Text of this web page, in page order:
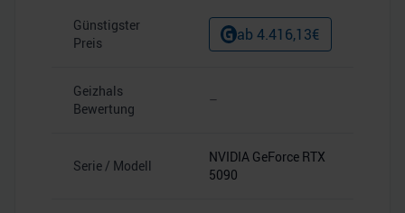
Günstigster
Preis
ab 4.416,13€
Geizhals
Bewertung
–
Serie / Modell
NVIDIA GeForce RTX
5090